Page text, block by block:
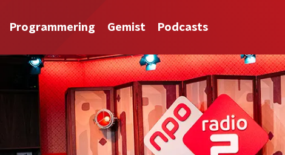
Programmering Gemist Podcasts